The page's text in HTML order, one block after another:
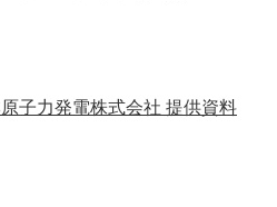
原子力発電株式会社 提供資料